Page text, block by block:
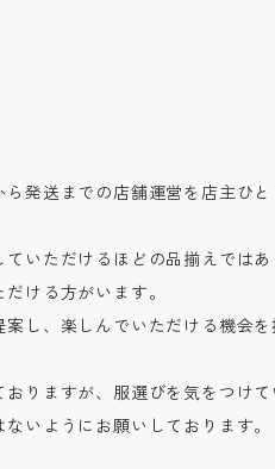
発送までの店舗運営を店主ひ
いただけるほどの品揃えではあ
ける方がいます。
し、楽しんでいただける機会
りますが、服選びを気をつけ
いようにお願いしております。